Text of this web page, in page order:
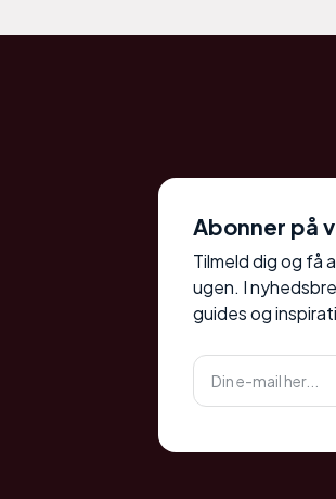
Abonner på
Tilmeld dig og få
ugen. I
guides og